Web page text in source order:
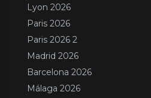
Lyon 2026
Paris 2026
Paris 2026 2
Madrid 2026
Barcelona 2026
Málaga 2026